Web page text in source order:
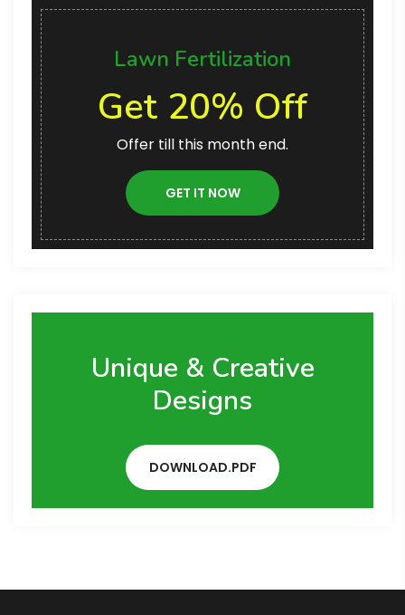
Lawn Fertilization
Get 20% Off
Offer till this month end.
GET IT NOW
Unique & Creative
Designs
DOWNLOAD.PDF